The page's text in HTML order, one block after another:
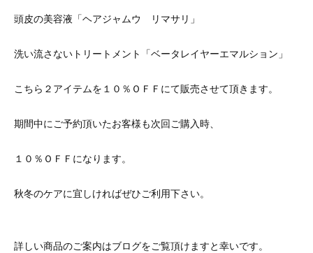
頭皮の美容液「ヘアジャムウ リマサリ」
洗い流さないトリートメント「ベータレイヤーエマルション」
こちら２アイテムを１０％ＯＦＦにて販売させて頂きます。
期間中にご予約頂いたお客様も次回ご購入時、
１０％ＯＦＦになります。
秋冬のケアに宜しければぜひご利用下さい。
詳しい商品のご案内はブログをご覧頂けますと幸いです。